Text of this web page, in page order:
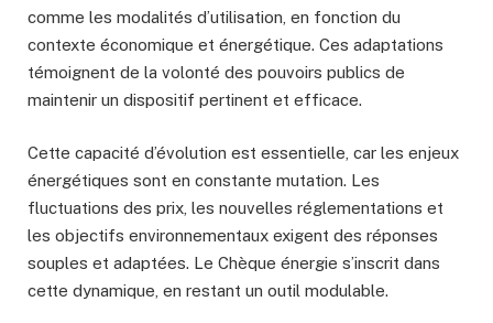
comme les modalités d’utilisation, en fonction du
contexte économique et énergétique. Ces adaptations
témoignent de la volonté des pouvoirs publics de
maintenir un dispositif pertinent et efficace.
Cette capacité d’évolution est essentielle, car les enjeux
énergétiques sont en constante mutation. Les
fluctuations des prix, les nouvelles réglementations et
les objectifs environnementaux exigent des réponses
souples et adaptées. Le Chèque énergie s’inscrit dans
cette dynamique, en restant un outil modulable.